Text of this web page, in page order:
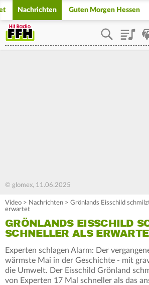
Nachrichten Guten Morgen Hessen
Playlist
© glomex, 11.06.2025
Video > Nachrichten > Grönlands Eisschild
erwartet
GRÖNLANDS EISSCHILD
SCHNELLER ALS
Experten schlagen Alarm: Der
wärmste Mai in der Geschichte - mit
die Umwelt. Der Eisschild Grönland
von Experten 17 Mal schneller als das